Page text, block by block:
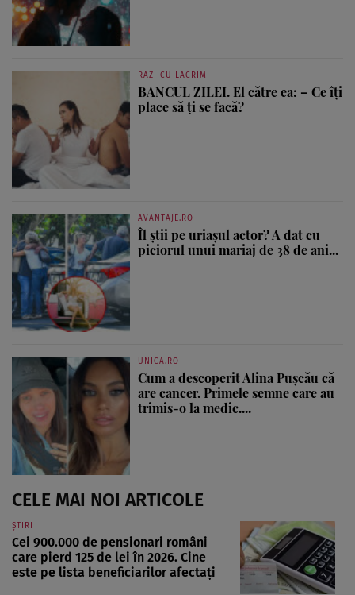
RAZI CU LACRIMI
BANCUL ZILEI. El către ea: – Ce îți
place să ți se facă?
AVANTAJE.RO
Îl știi pe uriașul actor? A dat cu
piciorul unui mariaj de 38 de ani...
UNICA.RO
Cum a descoperit Alina Pușcău că
are cancer. Primele semne care au
trimis-o la medic....
CELE MAI NOI ARTICOLE
ȘTIRI
Cei 900.000 de pensionari români
care pierd 125 de lei în 2026. Cine
este pe lista beneficiarilor afectați